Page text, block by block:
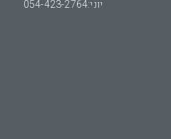
יוני:054-423-2764